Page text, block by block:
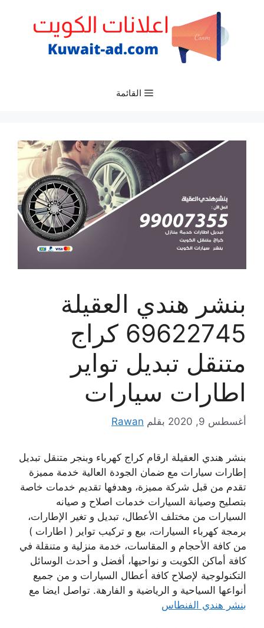
القائمة
بنشر هندي العقيلة
69622745 كراج
متنقل تبديل تواير
اطارات سيارات
أغسطس 9, 2020 بقلم Rawan
بنشر هندي العقيلة ارقام كراج كهرباء وبنجر متنقل تبديل
إطارات سيارات مع ضمان الجودة العالية خدمة مميزة
تقدم من قبل شركة مميزة، وهدفها تقديم خدمات خاصة
بتصليح وصيانة السيارات خدمات اصلاح و صيانه
السيارات من مختلف الأعطال، تبديل و تغير الإطارات،
برمجة كهرباء السيارات، بيع و تركيب تواير ( اطارات )
من كافة الأحجام و المقاسات، خدمة منزلية و متنقلة في
كافة أماكن الكويت و نواحيها، أفضل و أحدث الوسائل
التكنولوجية لإصلاح كافة أعطال السيارات و من جميع
أنواعها السياحية و الرياضية و الفارهة. تواصل ايضا مع
بنشر هندي الفنطاس